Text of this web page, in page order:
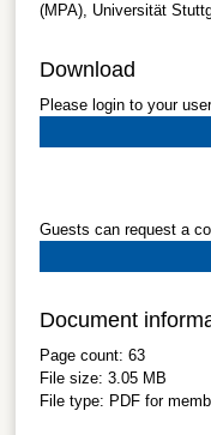
(MPA), Universität
Download
Please login to your
Guests can request a
Document
Page count:63
File size:3.05 MB
File type: PDF for